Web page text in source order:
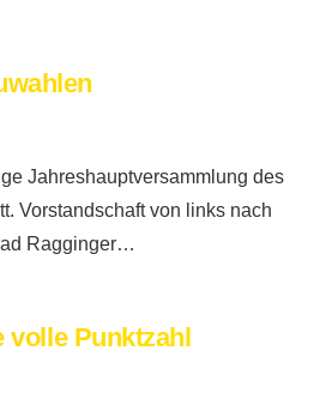
Jahreshauptversammlung des
Vorstandschaft von links nach
Ragginger…
volle Punktzahl